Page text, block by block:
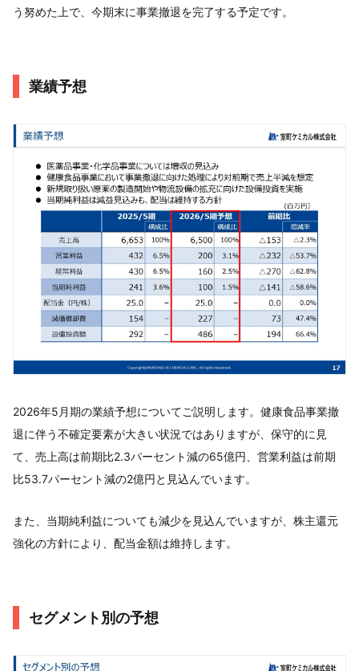
う努めた上で、今期末に事業撤退を完了する予定です。
業績予想
2026年5月期の業績予想についてご説明します。健康食品事業撤
退に伴う不確定要素が大きい状況ではありますが、保守的に見
て、売上高は前期比2.3パーセント減の65億円、営業利益は前期
比53.7パーセント減の2億円と見込んでいます。
また、当期純利益についても減少を見込んでいますが、株主還元
強化の方針により、配当金額は維持します。
セグメント別の予想